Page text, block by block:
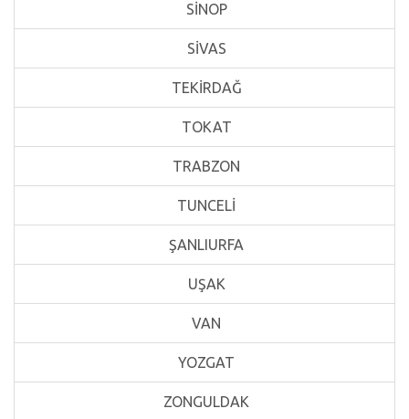
SİNOP
SİVAS
TEKİRDAĞ
TOKAT
TRABZON
TUNCELİ
ŞANLIURFA
UŞAK
VAN
YOZGAT
ZONGULDAK